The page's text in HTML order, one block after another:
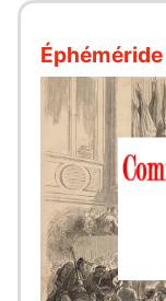
Éphéméride